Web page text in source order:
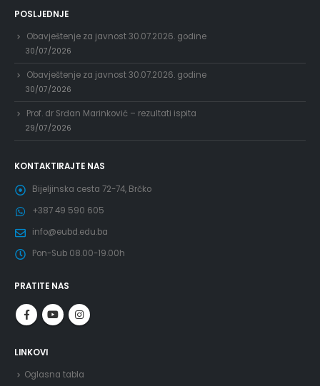
POSLJEDNJE
Obavještenje za javnost 30.07.2026. godine
30/07/2026
Obavještenje za javnost 30.07.2026. godine
30/07/2026
Prof. dr Srđan Marinković – rezultati ispita
29/07/2026
KONTAKTIRAJTE NAS
Bijeljinska cesta 72-74, Brčko
+387 49 590 605
info@eubd.edu.ba
Pon-Sub 08.00-19.00h
PRATITE NAS
LINKOVI
Oglasna tabla